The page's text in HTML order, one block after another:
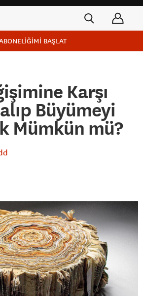
BAŞLAT
Karşı
Büyümeyi
Mümkün mü?